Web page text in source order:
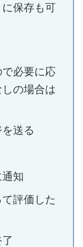
保存も可
必要に応
の場合は
送る
知
評価した